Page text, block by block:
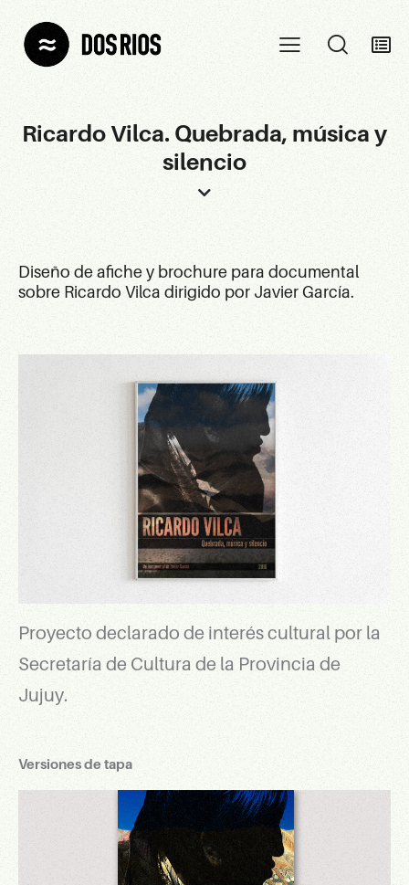
Ricardo Vilca. Quebrada, música y
silencio
Diseño de afiche y brochure para documental
sobre Ricardo Vilca dirigido por Javier García.
Proyecto declarado de interés cultural por la
Secretaría de Cultura de la Provincia de
Jujuy.
Versiones de tapa